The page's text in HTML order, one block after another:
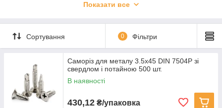
мають головку потайного типу зі шліцею Ph2.
Показати все
Сортування 0 Фільтри
Саморіз для металу 3.5х45 DIN 7504P зі
свердлом і потайною 500 шт.
В наявності
430,12 ₴/упаковка